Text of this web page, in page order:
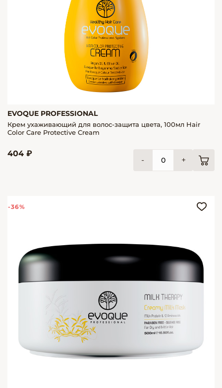
EVOQUE PROFESSIONAL
Крем ухаживающий для волос-защита цвета, 100мл Hair
Color Care Protective Cream
404 ₽
- +
-36%